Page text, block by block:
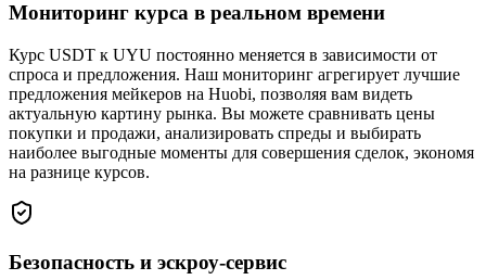
Мониторинг курса в реальном времени
Курс USDT к UYU постоянно меняется в зависимости от
спроса и предложения. Наш мониторинг агрегирует лучшие
предложения мейкеров на Huobi, позволяя вам видеть
актуальную картину рынка. Вы можете сравнивать цены
покупки и продажи, анализировать спреды и выбирать
наиболее выгодные моменты для совершения сделок, экономя
на разнице курсов.
Безопасность и эскроу-сервис